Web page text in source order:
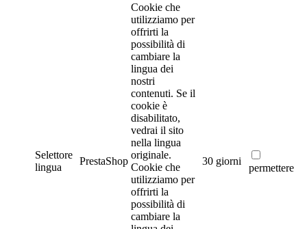
Selettore
lingua
PrestaShop
Cookie che
utilizziamo per
offrirti la
possibilità di
cambiare la
lingua dei
nostri
contenuti. Se il
cookie è
disabilitato,
vedrai il sito
nella lingua
originale.
Cookie che
utilizziamo per
offrirti la
possibilità di
cambiare la
30 giorni
permettere